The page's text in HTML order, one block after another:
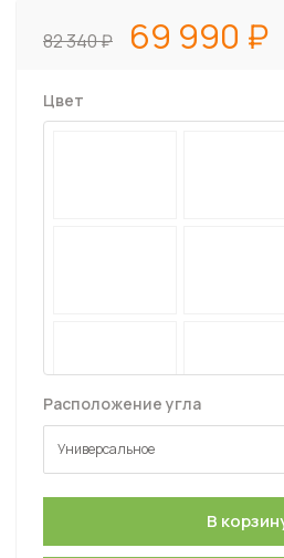
82 340 69 990
Цвет
Расположение угла
Универсальное
Универсальное